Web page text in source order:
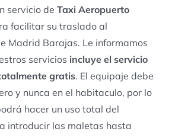
servicio de Taxi Aeropuerto
facilitar su traslado al
Madrid Barajas. Le informamos
servicios incluye el servicio
gratis. El equipaje debe
y nunca en el habitaculo, por lo
hacer un uso total del
introducir las maletas hasta